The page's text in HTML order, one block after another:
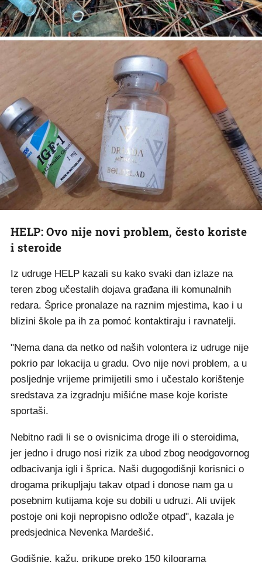
HELP: Ovo nije novi problem, često koriste
i steroide
Iz udruge HELP kazali su kako svaki dan izlaze na
teren zbog učestalih dojava građana ili komunalnih
redara. Šprice pronalaze na raznim mjestima, kao i u
blizini škole pa ih za pomoć kontaktiraju i ravnatelji.
"Nema dana da netko od naših volontera iz udruge nije
pokrio par lokacija u gradu. Ovo nije novi problem, a u
posljednje vrijeme primijetili smo i učestalo korištenje
sredstava za izgradnju mišićne mase koje koriste
sportaši.
Nebitno radi li se o ovisnicima droge ili o steroidima,
jer jedno i drugo nosi rizik za ubod zbog neodgovornog
odbacivanja igli i šprica. Naši dugogodišnji korisnici o
drogama prikupljaju takav otpad i donose nam ga u
posebnim kutijama koje su dobili u udruzi. Ali uvijek
postoje oni koji nepropisno odlože otpad", kazala je
predsjednica Nevenka Mardešić.
Godišnje, kažu, prikupe preko 150 kilograma